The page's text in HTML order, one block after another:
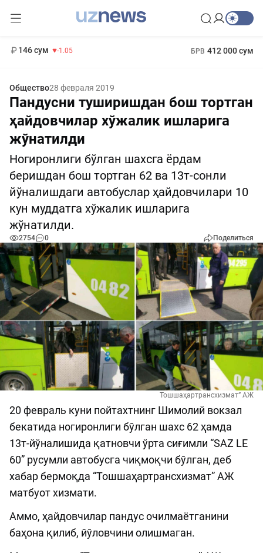
146 сум -1.05 БРВ 412 000 сум
Общество28 февраля 2019
Пандусни туширишдан бош тортган
ҳайдовчилар хўжалик ишларига
жўнатилди
Ногиронлиги бўлган шахсга ёрдам
беришдан бош тортган 62 ва 13т-сонли
йўналишдаги автобуслар ҳайдовчилари 10
кун муддатга хўжалик ишларига
жўнатилди.
2754 0 Поделиться
Тошшаҳартрансхизмат” АЖ
20 февраль куни пойтахтнинг Шимолий вокзал
бекатида ногиронлиги бўлган шахс 62 ҳамда
13т-йўналишида қатновчи ўрта сиғимли “SAZ LE
60” русумли автобусга чиқмоқчи бўлган, деб
хабар бермоқда “Тошшаҳартрансхизмат” АЖ
матбуот хизмати.
Аммо, ҳайдовчилар пандус очилмаётганини
баҳона қилиб, йўловчини олишмаган.